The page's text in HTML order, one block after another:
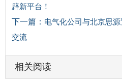
辟新平台！
下一篇： 电气化公司与北京思
交流
相关阅读